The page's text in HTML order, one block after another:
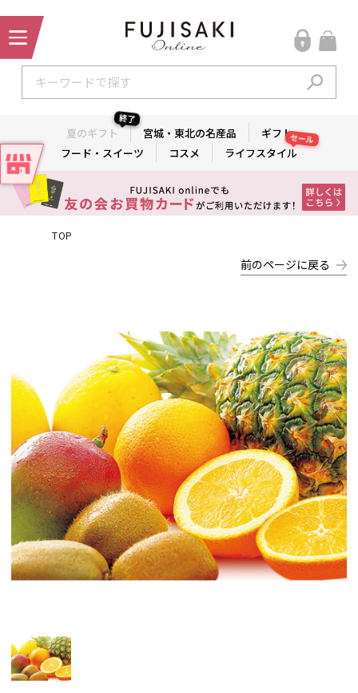
夏のギフト
終了
宮城・東北の名産品
ギフト
フード・スイーツ
コスメ ライフスタイル
セール
TOP
前のページに戻る